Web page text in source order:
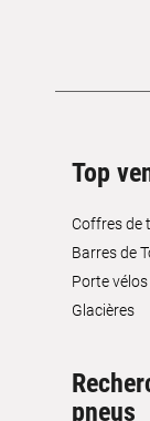
Top
Coffres de
Barres de
Porte vélos
Glacières
pneus